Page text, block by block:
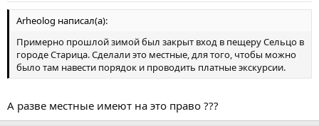
Arheolog написал(а):
Примерно прошлой зимой был закрыт вход в пещеру Сельцо в
городе Старица. Сделали это местные, для того, чтобы можно
было там навести порядок и проводить платные экскурсии.
А разве местные имеют на это право ???